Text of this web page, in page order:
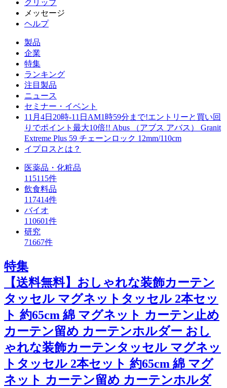
クリップ
メッセージ
ヘルプ
製品
企業
特集
ランキング
注目製品
ニュース
セミナー・イベント
11月4日20時-11日AM1時59分まで!エントリーと買い回
りでポイント最大10倍!! Abus （アブス アバス） Granit
Extreme Plus 59 チェーンロック 12mm/110cm
イプロスとは？
医薬品・化粧品
115115件
飲食料品
117414件
バイオ
110601件
研究
71667件
特集
【送料無料】おしゃれな装飾カーテン
タッセル マグネットタッセル 2本セッ
ト 約65cm 綿 マグネット カーテン止め
カーテン留め カーテンホルダー おし
ゃれな装飾カーテンタッセル マグネッ
トタッセル 2本セット 約65cm 綿 マグ
ネット カーテン留め カーテンホルダ